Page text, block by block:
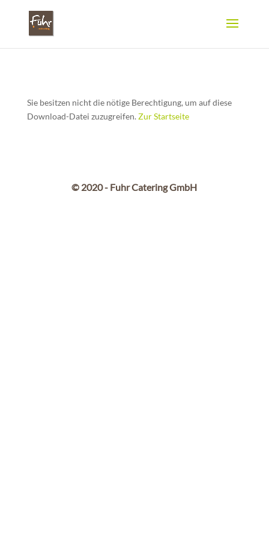
Sie besitzen nicht die nötige Berechtigung, um auf diese
Download-Datei zuzugreifen. Zur Startseite
© 2020 - Fuhr Catering GmbH